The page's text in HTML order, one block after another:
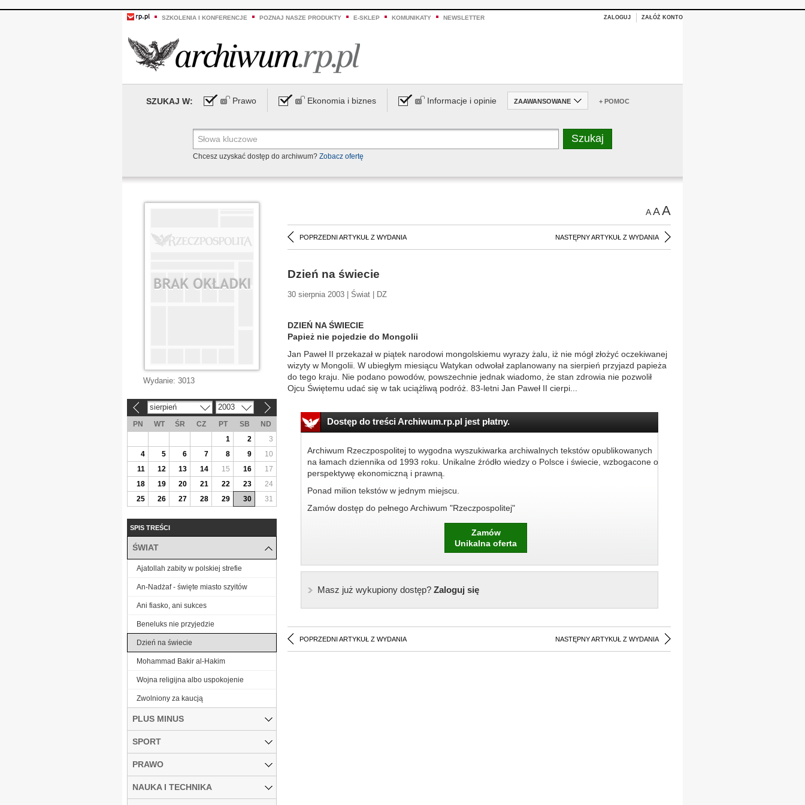
SZKOLENIA I KONFERENCJE POZNAJ NASZE PRODUKTY E-SKLEP KOMUNIKATY NEWSLETTER ZALOGUJ ZAŁÓŻ KONTO
SZUKAJ W: Prawo Ekonomia i biznes Informacje i opinie ZAAWANSOWANE + POMOC
Chcesz uzyskać dostęp do archiwum? Zobacz ofertę
AAA
POPRZEDNI ARTYKUŁ Z WYDANIA NASTĘPNY ARTYKUŁ Z WYDANIA
Dzień na świecie
30 sierpnia 2003 | Świat | DZ
DZIEŃ NA ŚWIECIE
Papież nie pojedzie do Mongolii
Jan Paweł II przekazał w piątek narodowi mongolskiemu wyrazy żalu, iż nie mógł złożyć oczekiwanej
wizyty w Mongolii. W ubiegłym miesiącu Watykan odwołał zaplanowany na sierpień przyjazd papieża
do tego kraju. Nie podano powodów, powszechnie jednak wiadomo, że stan zdrowia nie pozwolił
Ojcu Świętemu udać się w tak uciążliwą podróż. 83-letni Jan Paweł II cierpi...
Dostęp do treści Archiwum.rp.pl jest płatny.
Archiwum Rzeczpospolitej to wygodna wyszukiwarka archiwalnych tekstów opublikowanych
na łamach dziennika od 1993 roku. Unikalne źródło wiedzy o Polsce i świecie, wzbogacone o
perspektywę ekonomiczną i prawną.
Ponad milion tekstów w jednym miejscu.
Zamów dostęp do pełnego Archiwum "Rzeczpospolitej"
Zamów
Unikalna oferta
Masz już wykupiony dostęp?Zaloguj się
POPRZEDNI ARTYKUŁ Z WYDANIA NASTĘPNY ARTYKUŁ Z WYDANIA
Wydanie: 3013
sierpień 2003
PN WT ŚR CZ PT SB
ND
1
2
3
4
5 6 7 8 9
10
11
12 13 14 15 16
17
18
19 20 21 22 23
24
25
26 27 28 29 30 31
SPIS TREŚCI
ŚWIAT
Ajatollah zabity w polskiej strefie
An-Nadżaf - święte miasto szyitów
Ani fiasko, ani sukces
Beneluks nie przyjedzie
Dzień na świecie
Mohammad Bakir al-Hakim
Wojna religijna albo uspokojenie
Zwolniony za kaucją
PLUS MINUS
SPORT
PRAWO
NAUKA I TECHNIKA